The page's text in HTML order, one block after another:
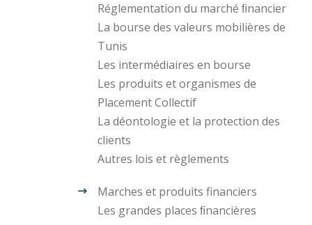
Réglementation du marché ﬁnancier
La bourse des valeurs mobilières de
Tunis
Les intermédiaires en bourse
Les produits et organismes de
Placement Collectif
La déontologie et la protection des
clients
Autres lois et règlements
Marches et produits financiers
Les grandes places ﬁnancières